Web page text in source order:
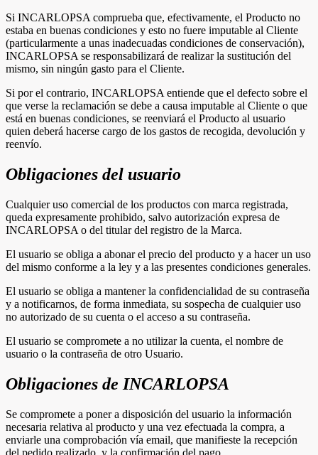
Si INCARLOPSA comprueba que, efectivamente, el Producto no
estaba en buenas condiciones y esto no fuere imputable al Cliente
(particularmente a unas inadecuadas condiciones de conservación),
INCARLOPSA se responsabilizará de realizar la sustitución del
mismo, sin ningún gasto para el Cliente.
Si por el contrario, INCARLOPSA entiende que el defecto sobre el
que verse la reclamación se debe a causa imputable al Cliente o que
está en buenas condiciones, se reenviará el Producto al usuario
quien deberá hacerse cargo de los gastos de recogida, devolución y
reenvío.
Obligaciones del usuario
Cualquier uso comercial de los productos con marca registrada,
queda expresamente prohibido, salvo autorización expresa de
INCARLOPSA o del titular del registro de la Marca.
El usuario se obliga a abonar el precio del producto y a hacer un uso
del mismo conforme a la ley y a las presentes condiciones generales.
El usuario se obliga a mantener la confidencialidad de su contraseña
y a notificarnos, de forma inmediata, su sospecha de cualquier uso
no autorizado de su cuenta o el acceso a su contraseña.
El usuario se compromete a no utilizar la cuenta, el nombre de
usuario o la contraseña de otro Usuario.
Obligaciones de INCARLOPSA
Se compromete a poner a disposición del usuario la información
necesaria relativa al producto y una vez efectuada la compra, a
enviarle una comprobación vía email, que manifieste la recepción
del pedido realizado, y la confirmación del pago.